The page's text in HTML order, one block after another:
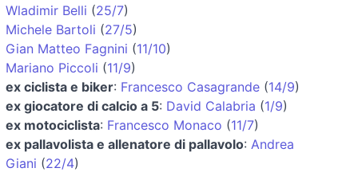
Wladimir Belli (25/7)
Michele Bartoli (27/5)
Gian Matteo Fagnini (11/10)
Mariano Piccoli (11/9)
ex ciclista e biker: Francesco Casagrande (14/9)
ex giocatore di calcio a 5: David Calabria (1/9)
ex motociclista: Francesco Monaco (11/7)
ex pallavolista e allenatore di pallavolo: Andrea
Giani (22/4)